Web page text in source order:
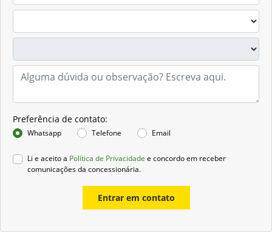
Preferência de contato:
Whatsapp Telefone Email
Li e aceito a Política de Privacidade e concordo em receber
comunicações da concessionária.
Entrar em contato